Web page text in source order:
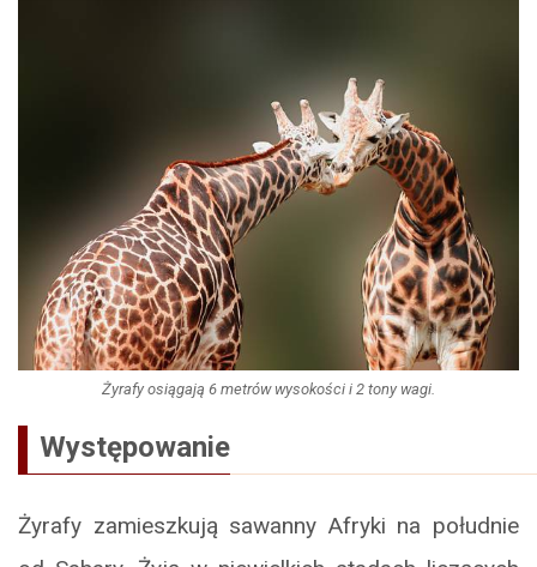
Żyrafy osiągają 6 metrów wysokości i 2 tony wagi.
Występowanie
Żyrafy zamieszkują sawanny Afryki na południe